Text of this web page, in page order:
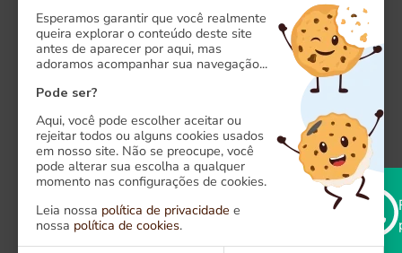
Instagram
Facebook
X
Onde estamos
Alameda das Algarobas, 118. CEP: 41820-500
Caminho das Árvores, Salvador - Bahia
Esperamos garantir que você realmente
queira explorar o conteúdo deste site
antes de aparecer por aqui, mas
adoramos acompanhar sua navegação...
Pode ser?
Aqui, você pode escolher aceitar ou
rejeitar todos ou alguns cookies usados
em nosso site. Não se preocupe, você
pode alterar sua escolha a qualquer
momento nas configurações de cookies.
Leia nossa política de privacidade e
nossa política de cookies.